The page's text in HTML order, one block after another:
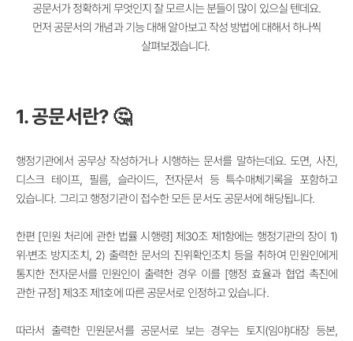
공문서가 정확하게 무엇인지 잘 모르시는 분들이 많이 있으실 텐데요.
먼저 공문서의 개념과 기능 대해 알아보고 작성 방법에 대해서 하나씩
살펴보겠습니다.
1. 공문서란? 🤔
행정기관에서 공무상 작성하거나 시행하는 문서를 말하는데요. 도면, 사진,
디스크 테이프, 필름, 슬라이드, 전자문서 등 특수매체기록을 포함하고
있습니다. 그리고 행정기관이 접수한 모든 문서도 공문서에 해당됩니다.
한편 [민원 처리에 관한 법률 시행령] 제30조 제1항에는 행정기관의 장이 1)
위·변조 방지조치, 2) 출력한 문서의 진위확인조치 등을 취하여 민원인에게
통지한 전자문서를 민원인이 출력한 경우 이를 [행정 효율과 협업 촉진에
관한 규정] 제3조 제1호에 따른 공문서로 인정하고 있습니다.
따라서 출력한 민원문서를 공문서로 보는 경우는 토지(임야)대장 등본,